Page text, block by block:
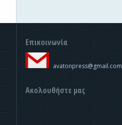
Επικοινωνία
avatonpress@gmail.com
Ακολουθήστε μας